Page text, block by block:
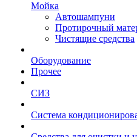
Мойка
Автошампуни
Протирочный
Чистящие средства
Оборудование
Прочее
СИЗ
Система